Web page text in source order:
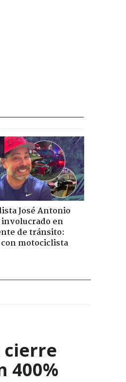
José Antonio
en
de tránsito:
motociclista
cierre
400%